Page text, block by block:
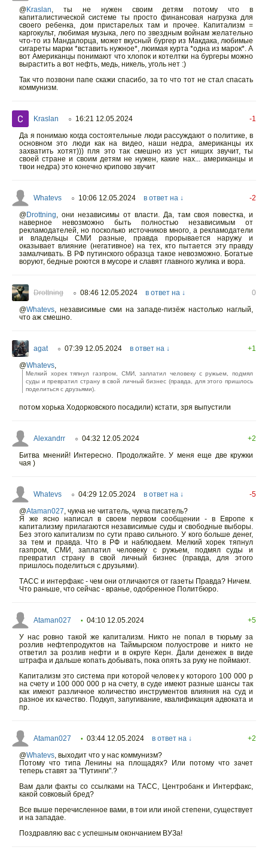
@Kraslan , ты не нужен своим детям потому что в
капиталистической системе ты просто финансовая нагрузка для
своего ребенка, дом пристарелых там и прочее. Капитализм =
каргокульт, любимая музыка, лего по звездным войнам желательно
что-то из Мандалорца, может вкусный бургер из Макдака, любимые
сигареты марки *вставить нужное*, люимая курта *одна из марок*. А
вот Американцы понимают что хлопок и котелтки на бургеры можно
вырастить а вот нефть, медь, никель, уголь нет :)
Так что позвони папе скажи спасибо, за то что тот не стал спасать
коммунизм.
Kraslan ○ 16:21 12.05.2024
-1
Да я понимаю когда состоятельные люди рассуждают о политике, в
основном это люди как на видео, наши недра, американцы их
захватить хотят))) пля это так смешно из уст нищих звучит, ты
своей стране и своим детям не нужен, какие нах... американцы и
твои недра) это конечно крипово звучит
Whatevs ○ 10:06 12.05.2024 в ответ на ↓
-2
@Drottning
они независимы от власти. Да, там своя повестка, и
наверное невозможно быть полностью независимым от
рекламодателей, но посколько источников много, а рекламодатели
и владельцы СМИ разные, правда прорывается наружу и
оказывает влияние (негативное) на тех, кто пытается эту правду
замалчивать. В РФ путинского образца такое невозможно. Богатые
воруют, бедные роются в мусоре и славят главного жулика и вора.
Drottning ○ 08:46 12.05.2024 в ответ на ↓
0
@Whatevs
независимые сми на западе-пизёж настолько наглый,
что аж смешно.
agat ○ 07:39 12.05.2024 в ответ на ↓
+1
@Whatevs
Мелкий хорек тяпнул газпром, СМИ, заплатил человеку с ружьем, подмял
суды и превратил страну в свой личный бизнес (правда, для этого пришлось
поделиться с друзьями).
потом хорька Ходорковского посадили) кстати, зря выпустили
Alexandrr ○ 04:32 12.05.2024
+2
Битва мнений! Интересно. Продолжайте. У меня еще две кружки
чая )
Whatevs ○ 04:29 12.05.2024 в ответ на ↓
-5
@Ataman027 чукча не читатель, чукча писатель?
Я же ясно написал в своем первом сообщении - в Европе к
капитализму прилагаются независимые суды и свободные выборы.
Без этого капитализм по сути право сильного. У кого больше денег,
за тем и правда. Что в РФ и наблюдаем. Мелкий хорек тяпнул
газпром, СМИ, заплатил человеку с ружьем, подмял суды и
превратил страну в свой личный бизнес (правда, для этого
пришлось поделиться с друзьями).
ТАСС и интерфакс - чем они отличаются от газеты Правда? Ничем.
Что раньше, что сейчас - вранье, одобренное Политбюро.
Ataman027 • 04:10 12.05.2024
+5
У нас ровно такой же капитализм. Никто не попал в тюрьму за
розлив нефтепродуктов на Таймырском полуострове и никто не
ответил за розлив нефти и в округе Керн. Дали денежек в виде
штрафа и дальше копать добывать, пока опять за руку не поймают.
Капитализм это система при которой человек у которого 100 000 р
на счету и 100 000 000 р на счету, в суде имеют разные шансы так
как имеют различное количество инструментов влияния на суд и
разное их качество. Подкуп, запугивание, квалификация адвоката и
пр.
Ataman027 • 03:44 12.05.2024 в ответ на ↓
+2
@Whatevs выходит что у нас коммунизм?
Потому что типа Ленины на площадях? Или потому что зачет
теперь ставят за "Путинги".?
Вам дали факты со ссылками на ТАСС, Центробанк и Интерфакс,
какой совковый бред?
Все выше перечисленное вами, в тои или иной степени, существует
и на западае.
Поздравляю вас с успешным окончанием ВУЗа!